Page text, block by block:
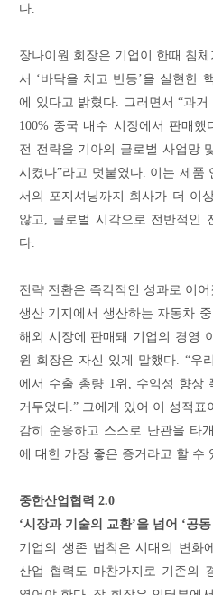
다.
장나이원 회장은 기업이 한때 침
서 ‘바닥을 치고 반등’을 실현한
에 있다고 밝혔다. 그러면서 “과
100% 중국 내수 시장에서 판매
전 전략을 기아의 글로벌 사업망
시켰다”라고 덧붙였다. 이는 제품
서의 포지셔닝까지 회사가 더 이
않고, 글로벌 시각으로 전반적인
다.
전략 전환은 즉각적인 성과로 이
생산 기지에서 생산하는 자동차
해외 시장에 판매돼 기업의 경영
원 회장은 자신 있게 말했다. “우
에서 수출 총량 1위, 수익성 향상
거두었다.” 그에게 있어 이 성적
감히 순응하고 스스로 난관을 타
에 대한 가장 좋은 증거라고 할 수
중한산업협력 2.0
‘시장과 기술의 교환’을 넘어 ‘공
기업의 생존 법칙은 시대의 변화
산업 협력도 마찬가지로 기존의